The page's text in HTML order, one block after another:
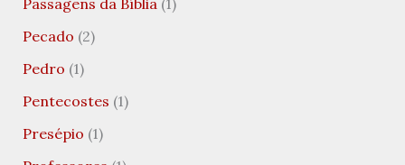
Pecado (2)
Pedro (1)
Pentecostes (1)
Presépio (1)